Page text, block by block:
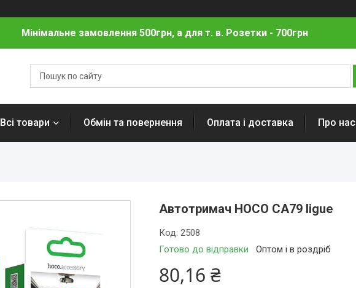
Мінімальне замовлення 500грн, а для т. в. Розетки - 700грн
Всі товари Обмін та повернення Оплата і доставка Про нас
Автотримач HOCO CA79 ligue
Готово до відправки Оптом і в роздріб
Код: 2508
80,16 ₴